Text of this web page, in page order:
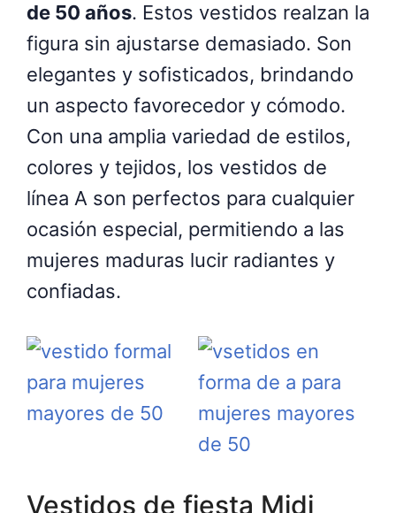
de 50 años. Estos vestidos realzan la
figura sin ajustarse demasiado. Son
elegantes y sofisticados, brindando
un aspecto favorecedor y cómodo.
Con una amplia variedad de estilos,
colores y tejidos, los vestidos de
línea A son perfectos para cualquier
ocasión especial, permitiendo a las
mujeres maduras lucir radiantes y
confiadas.
Vestidos de fiesta Midi